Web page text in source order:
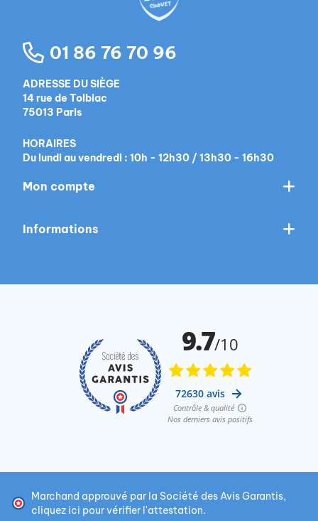
01 86 76 70 96
ADRESSE DU SIÈGE
14 rue de Tolbiac
75013 Paris
HORAIRES
Du lundi au vendredi : 10h - 12h30 / 13h30 - 16h30
Mon compte
Informations
Marchand approuvé par la Société des Avis Garantis,
cliquez ici pour vérifier l'attestation.